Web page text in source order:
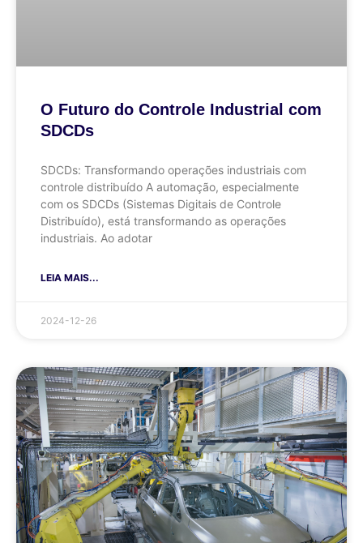
O Futuro do Controle Industrial com
SDCDs
SDCDs: Transformando operações industriais com
controle distribuído A automação, especialmente
com os SDCDs (Sistemas Digitais de Controle
Distribuído), está transformando as operações
industriais. Ao adotar
LEIA MAIS...
2024-12-26